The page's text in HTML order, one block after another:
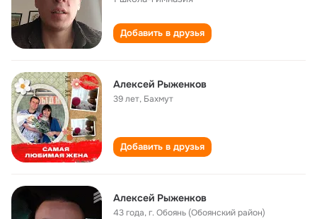
Добавить в друзья
Алексей Рыженков
39 лет, Бахмут
Добавить в друзья
Алексей Рыженков
43 года,г. Обоянь (Обоянский район)